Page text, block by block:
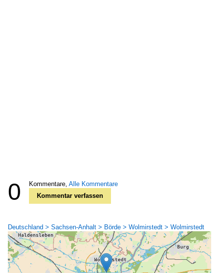
0 Kommentare, Alle Kommentare
Kommentar verfassen
Deutschland > Sachsen-Anhalt > Börde > Wolmirstedt > Wolmirstedt